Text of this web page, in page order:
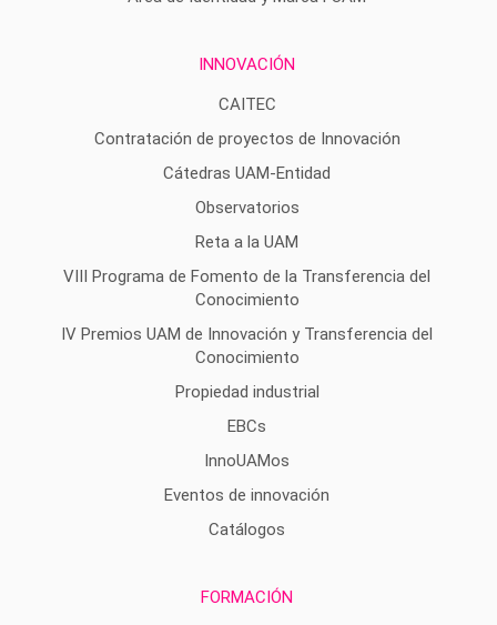
INNOVACIÓN
CAITEC
Contratación de proyectos de Innovación
Cátedras UAM-Entidad
Observatorios
Reta a la UAM
VIII Programa de Fomento de la Transferencia del
Conocimiento
IV Premios UAM de Innovación y Transferencia del
Conocimiento
Propiedad industrial
EBCs
InnoUAMos
Eventos de innovación
Catálogos
FORMACIÓN